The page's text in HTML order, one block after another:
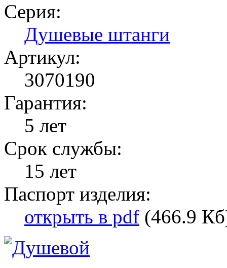
Серия:
Душевые штанги
Артикул:
3070190
Гарантия:
5 лет
Срок службы:
15 лет
Паспорт изделия:
открыть в pdf (466.9